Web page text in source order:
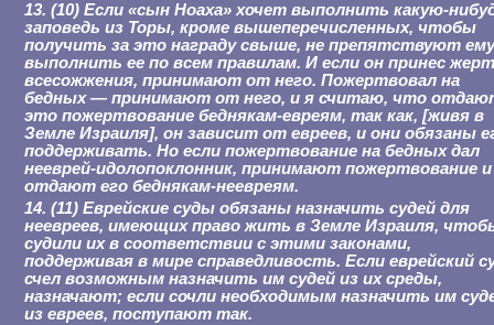
13. (10) Если «сын Ноаха» хочет выполнить какую-
заповедь из Торы, кроме вышеперечисленных, чтобы
получить за это награду свыше, не препятствуют
выполнить ее по всем правилам. И если он принес
всесожжения, принимают от него. Пожертвовал на
бедных — принимают от него, и я считаю, что
это пожертвование беднякам-евреям, так как, [живя в
Земле Израиля], он зависит от евреев, и они обязаны
поддерживать. Но если пожертвование на бедных дал
нееврей-идолопоклонник, принимают пожертвование и
отдают его беднякам-неевреям.
14. (11) Еврейские суды обязаны назначить судей для
неевреев, имеющих право жить в Земле Израиля,
судили их в соответствии с этими законами,
поддерживая в мире справедливость. Если еврейский
счел возможным назначить им судей из их среды,
назначают; если сочли необходимым назначить им
из евреев, поступают так.